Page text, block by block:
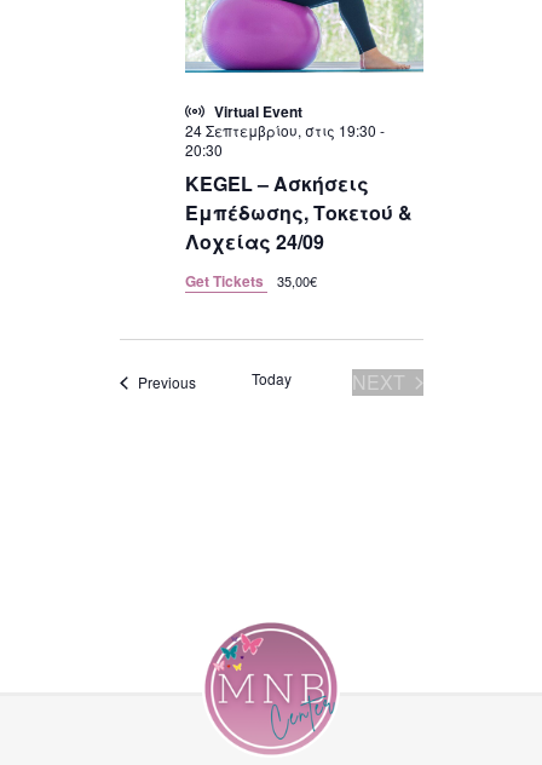
KEGEL – Ασκήσεις
Εμπέδωσης, Τοκετού &
Λοχείας 24/09
24 Σεπτεμβρίου, στις 19:30 -
20:30
Virtual Event
Get Tickets 35,00€
PreviousEvents Today
NEXT